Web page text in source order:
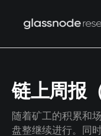
链上周报
随着矿工的积累和
盘整继续进行。同